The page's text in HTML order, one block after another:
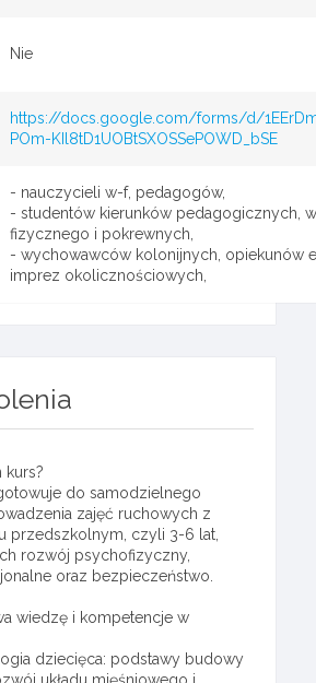
Nie
https://docs.google.com/forms/d/
POm-KIl8tD1UOBtSXOSSePOWD_bSE
- nauczycieli w-f, pedagogów,
- studentów kierunków pedagogicznych,
fizycznego i pokrewnych,
- wychowawców kolonijnych, opiekunów
imprez okolicznościowych,
kurs?
do samodzielnego
zajęć ruchowych z
przedszkolnym, czyli 3-6 lat,
rozwój psychofizyczny,
oraz bezpieczeństwo.
wiedzę i kompetencje w
dziecięca: podstawy budowy
układu mięśniowego i